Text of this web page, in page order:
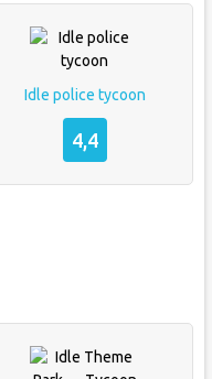
Idle police tycoon
4,4